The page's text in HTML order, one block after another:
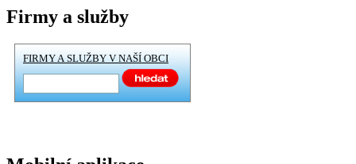
Firmy a služby
FIRMY A SLUŽBY V NAŠÍ OBCI